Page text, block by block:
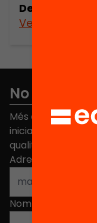
Decisió
Veure’n més
No et perdis
Més de 40.000
iniciatives,
qualitat de
Adreça electrònica
Nom